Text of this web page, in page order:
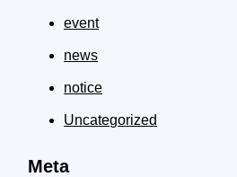
event
news
notice
Uncategorized
Meta